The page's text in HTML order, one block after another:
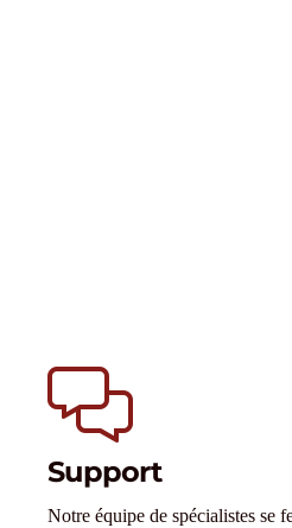
Support
Notre équipe de spécialistes se